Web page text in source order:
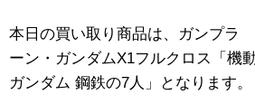
本日の買い取り商品は、ガンプラ
ーン・ガンダムX1フルクロス「機
ガンダム 鋼鉄の7人」となります。